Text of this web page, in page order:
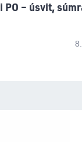
PO – úsvit,